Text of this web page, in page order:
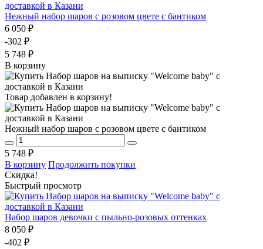
Нежный набор шаров с розовом цвете с бантиком
6 050 ₽
-302 ₽
5 748 ₽
В корзину
Товар добавлен в корзину!
Нежный набор шаров с розовом цвете с бантиком
5 748 ₽
В корзину Продолжить покупки
Скидка!
Быстрый просмотр
Набор шаров девочки с пыльно-розовых оттенках
8 050 ₽
-402 ₽